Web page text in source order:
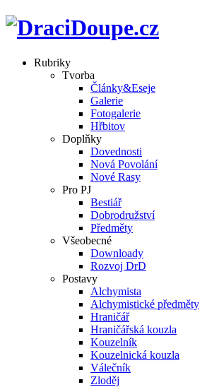
Rubriky
Tvorba
Články&Eseje
Galerie
Fotogalerie
Hřbitov
Doplňky
Dovednosti
Nová Povolání
Nové Rasy
Pro PJ
Bestiář
Dobrodružství
Předměty
Všeobecné
Downloady
Rozvoj DrD
Postavy
Alchymista
Alchymistické předměty
Hraničář
Hraničářská kouzla
Kouzelník
Kouzelnická kouzla
Válečník
Zloděj